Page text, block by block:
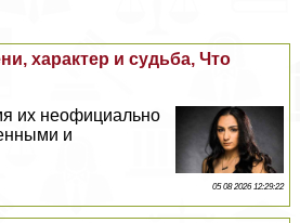
хаpaктер и судьба, Что
их неофициально
и
05 08 2026 12:29:22